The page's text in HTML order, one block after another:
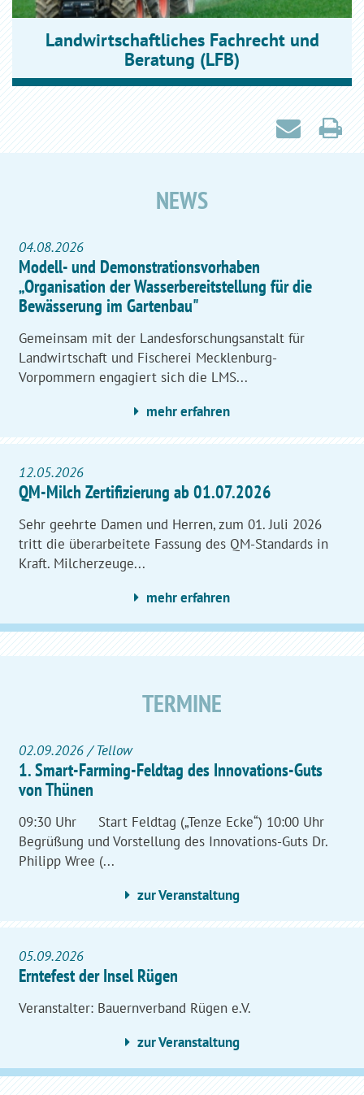
Landwirtschaftliches Fachrecht und
Beratung (LFB)
NEWS
04.08.2026
Modell- und Demonstrationsvorhaben
„Organisation der Wasserbereitstellung für die
Bewässerung im Gartenbau"
Gemeinsam mit der Landesforschungsanstalt für
Landwirtschaft und Fischerei Mecklenburg-
Vorpommern engagiert sich die LMS...
mehr erfahren
12.05.2026
QM-Milch Zertifizierung ab 01.07.2026
Sehr geehrte Damen und Herren, zum 01. Juli 2026
tritt die überarbeitete Fassung des QM-Standards in
Kraft. Milcherzeuge...
mehr erfahren
TERMINE
02.09.2026 / Tellow
1. ‎Smart-Farming-Feldtag des Innovations-Guts
von Thünen
09:30 Uhr Start Feldtag („Tenze Ecke“) 10:00 Uhr
Begrüßung und Vorstellung des Innovations-Guts Dr.
Philipp Wree (...
zur Veranstaltung
05.09.2026
Erntefest der Insel Rügen
Veranstalter: Bauernverband Rügen e.V.
zur Veranstaltung